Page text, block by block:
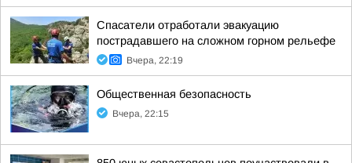
Спасатели отработали эвакуацию
пострадавшего на сложном горном рельефе
Вчера, 22:19
Общественная безопасность
Вчера, 22:15